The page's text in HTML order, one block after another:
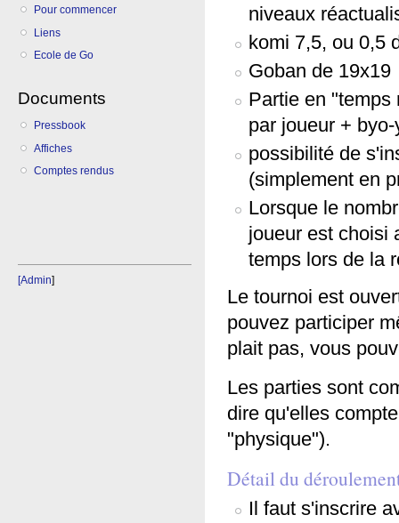
Pour commencer
Liens
Ecole de Go
Documents
Pressbook
Affiches
Comptes rendus
[Admin]
niveaux
komi 7,5, ou 0,5
Goban de 19x19
Partie en "temps
par joueur +
possibilité de
(simplement en
Lorsque le
joueur est choisi
temps lors de la
Le tournoi est
pouvez participer
plait pas, vous
Les parties sont
dire qu'elles
"physique").
Détail du
Il faut s'inscrire